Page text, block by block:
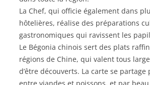
La Chef, qui officie également dans
hôtelières, réalise des préparations
gastronomiques qui ravissent les
Le Bégonia chinois sert des plats
régions de Chine, qui valent tous
d’être découverts. La carte se
entre viandes et poissons, et par